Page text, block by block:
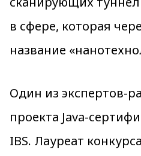
в сфере, которая
название
Один из экспертов-
проекта Java-
IBS. Лауреат